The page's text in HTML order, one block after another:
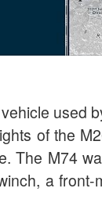
used
of the
The M74
a front-